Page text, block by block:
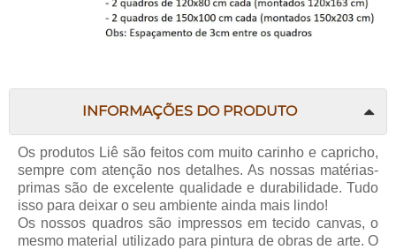
INFORMAÇÕES DO PRODUTO
Os produtos Liê são feitos com muito carinho e capricho,
sempre com atenção nos detalhes. As nossas matérias-
primas são de excelente qualidade e durabilidade. Tudo
isso para deixar o seu ambiente ainda mais lindo!
Os nossos quadros são impressos em tecido canvas, o
mesmo material utilizado para pintura de obras de arte. O